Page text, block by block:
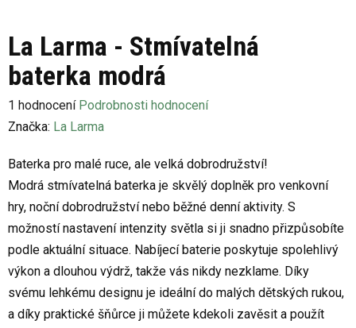
La Larma - Stmívatelná
baterka modrá
Průměrné
hodnocení
je
4,0
z
5
hvězdiček.
1 hodnocení Podrobnosti hodnocení
Značka: La Larma
Baterka pro malé ruce, ale velká dobrodružství!
Modrá stmívatelná baterka je skvělý doplněk pro venkovní
hry, noční dobrodružství nebo běžné denní aktivity. S
možností nastavení intenzity světla si ji snadno přizpůsobíte
podle aktuální situace. Nabíjecí baterie poskytuje spolehlivý
výkon a dlouhou výdrž, takže vás nikdy nezklame. Díky
svému lehkému designu je ideální do malých dětských rukou,
a díky praktické šňůrce ji můžete kdekoli zavěsit a použít